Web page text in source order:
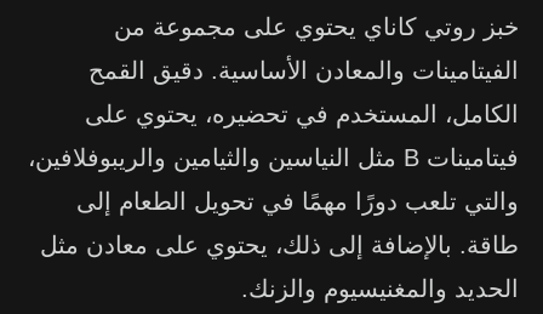
خبز روتي كاناي يحتوي على مجموعة من
الفيتامينات والمعادن الأساسية. دقيق القمح
الكامل، المستخدم في تحضيره، يحتوي على
فيتامينات B مثل النياسين والثيامين والريبوفلافين،
والتي تلعب دورًا مهمًا في تحويل الطعام إلى
طاقة. بالإضافة إلى ذلك، يحتوي على معادن مثل
الحديد والمغنيسيوم والزنك.